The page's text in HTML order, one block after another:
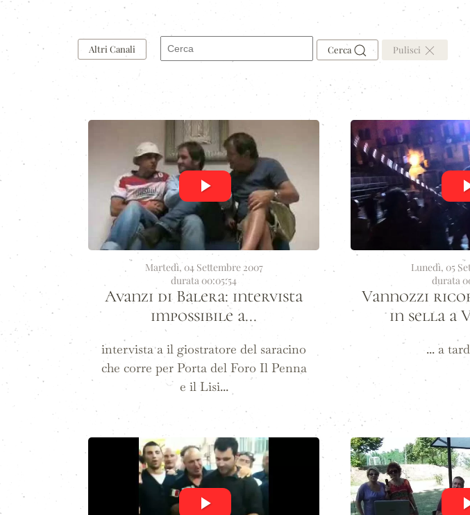
Altri Canali Cerca Pulisci
Martedì, 04 Settembre 2007
durata 00:05:54
Avanzi di Balera: intervista
impossibile a...
intervista a il giostratore del saracino
che corre per Porta del Foro Il Penna
e il Lisi...
Lunedì, 05
durata
Vannozzi
in sella a
... a